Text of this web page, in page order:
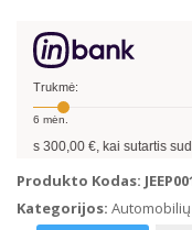
Šviesų
jungiklis
perjungėjas
68155995AB
Trukmė:
6 mėn.
300,00€, kai sutartis
Produkto Kodas:
Kategorijos: